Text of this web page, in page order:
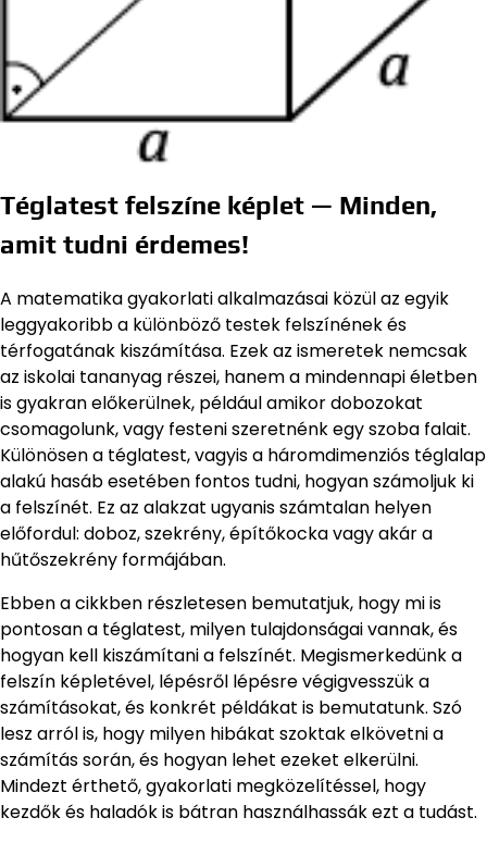
Téglatest felszíne képlet — Minden,
amit tudni érdemes!
A matematika gyakorlati alkalmazásai közül az egyik
leggyakoribb a különböző testek felszínének és
térfogatának kiszámítása. Ezek az ismeretek nemcsak
az iskolai tananyag részei, hanem a mindennapi életben
is gyakran előkerülnek, például amikor dobozokat
csomagolunk, vagy festeni szeretnénk egy szoba falait.
Különösen a téglatest, vagyis a háromdimenziós téglalap
alakú hasáb esetében fontos tudni, hogyan számoljuk ki
a felszínét. Ez az alakzat ugyanis számtalan helyen
előfordul: doboz, szekrény, építőkocka vagy akár a
hűtőszekrény formájában.
Ebben a cikkben részletesen bemutatjuk, hogy mi is
pontosan a téglatest, milyen tulajdonságai vannak, és
hogyan kell kiszámítani a felszínét. Megismerkedünk a
felszín képletével, lépésről lépésre végigvesszük a
számításokat, és konkrét példákat is bemutatunk. Szó
lesz arról is, hogy milyen hibákat szoktak elkövetni a
számítás során, és hogyan lehet ezeket elkerülni.
Mindezt érthető, gyakorlati megközelítéssel, hogy
kezdők és haladók is bátran használhassák ezt a tudást.